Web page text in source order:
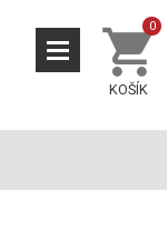
KOŠÍK
0